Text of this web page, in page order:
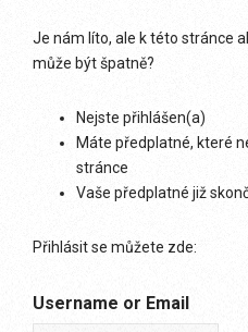
Je nám líto, ale k této stránce
může být špatně?
Nejste přihlášen(a)
Máte předplatné, které
stránce
Vaše předplatné již
Přihlásit se můžete zde:
Username or Email